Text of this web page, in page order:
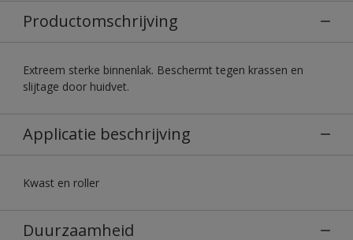
Productomschrijving
Extreem sterke binnenlak. Beschermt tegen krassen en
slijtage door huidvet.
Applicatie beschrijving
Kwast en roller
Duurzaamheid